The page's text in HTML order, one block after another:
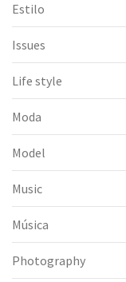
Estilo
Issues
Life style
Moda
Model
Music
Música
Photography